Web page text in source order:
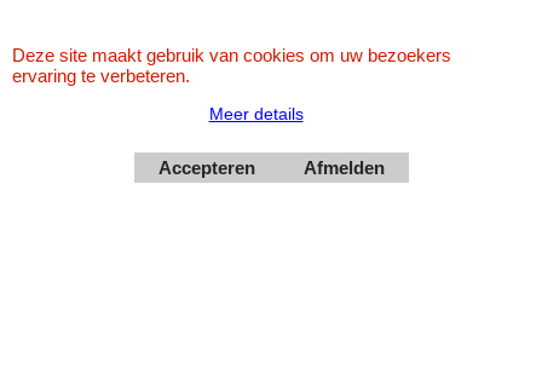
Deze site maakt gebruik van cookies om uw bezoekers
ervaring te verbeteren.
Meer details
Accepteren Afmelden